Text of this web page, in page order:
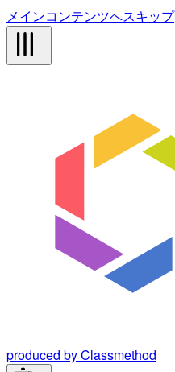
メインコンテンツへスキップ
produced by Classmethod